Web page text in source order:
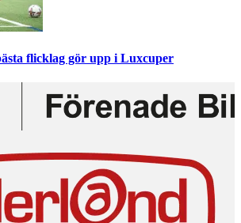
flicklag gör upp i Luxcuper